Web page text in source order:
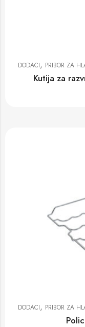
DODACI, PRIBOR ZA
Kutija za
DODACI, PRIBOR ZA